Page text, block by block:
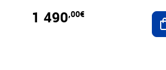
1 490,00€